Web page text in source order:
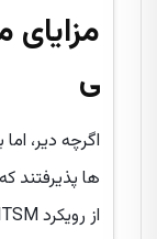
ی
اگرچه دیر،
ها پذیرفتند